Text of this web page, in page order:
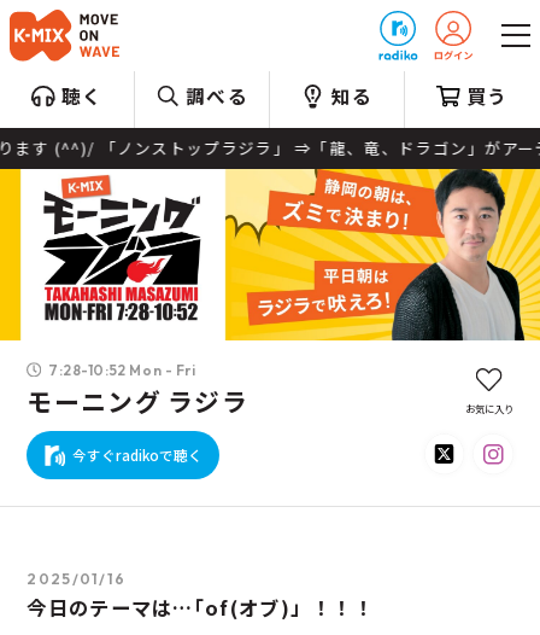
聴く 調べる 知る 買う
「ノンストップラジラ」 ⇒「龍、竜、ドラゴン」がアーティ
7:28-10:52 Mon - Fri
モーニング ラジラ
今すぐradikoで聴く
お気に入り
2025/01/16
今日のテーマは…｢of(オブ)」！！！